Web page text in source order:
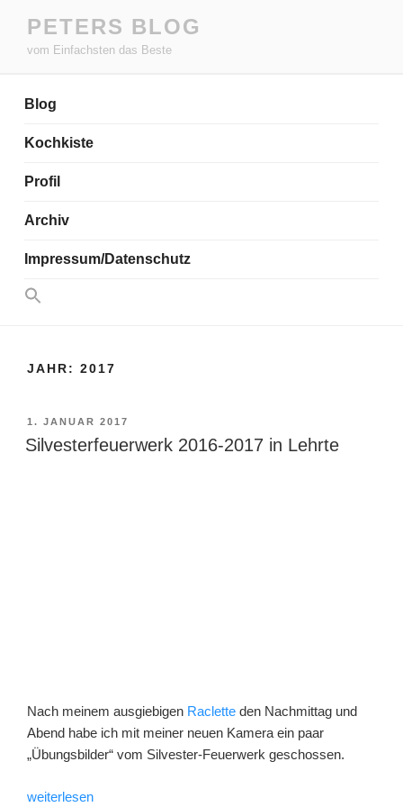
Inhalt
springen
PETERS BLOG
vom Einfachsten das Beste
Blog
Kochkiste
Profil
Archiv
Impressum/Datenschutz
Search
for:
JAHR: 2017
VERÖFFENTLICHT
AM
1. JANUAR 2017
Silvesterfeuerwerk 2016-2017 in Lehrte
Nach meinem ausgiebigen Raclette den Nachmittag und
Abend habe ich mit meiner neuen Kamera ein paar
„Übungsbilder“ vom Silvester-Feuerwerk geschossen.
„Silvesterfeuerwerk
weiterlesen